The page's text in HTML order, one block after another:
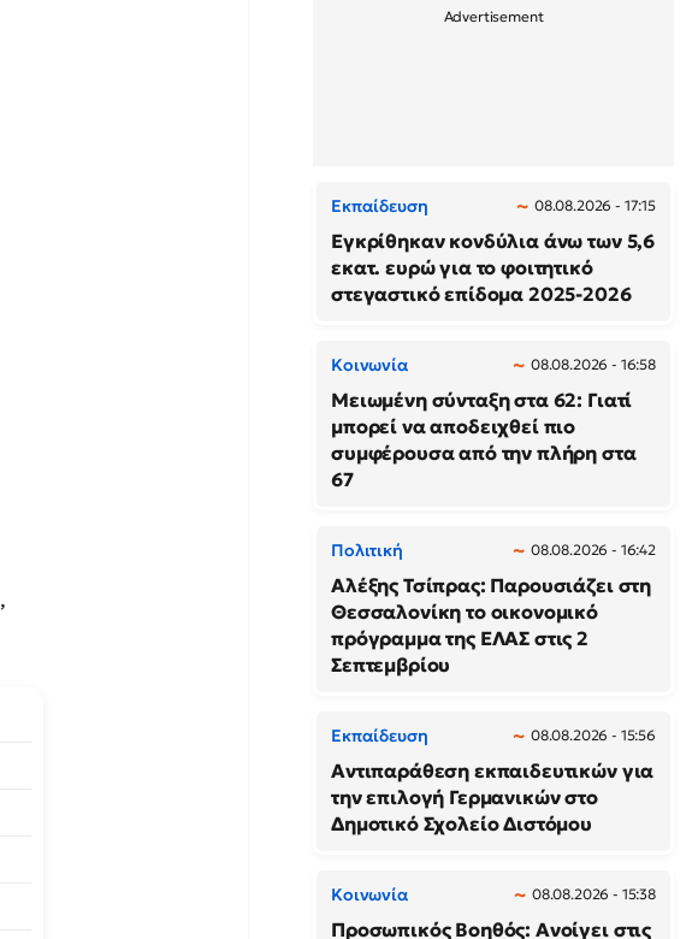
,
Εκπαίδευση 08.08.2026 - 17:15
Εγκρίθηκαν κονδύλια άνω των 5,6
εκατ. ευρώ για το φοιτητικό
στεγαστικό επίδομα 2025-2026
Κοινωνία 08.08.2026 - 16:58
Μειωμένη σύνταξη στα 62: Γιατί
μπορεί να αποδειχθεί πιο
συμφέρουσα από την πλήρη στα
67
Πολιτική 08.08.2026 - 16:42
Αλέξης Τσίπρας: Παρουσιάζει στη
Θεσσαλονίκη το οικονομικό
πρόγραμμα της ΕΛΑΣ στις 2
Σεπτεμβρίου
Εκπαίδευση 08.08.2026 - 15:56
Αντιπαράθεση εκπαιδευτικών για
την επιλογή Γερμανικών στο
Δημοτικό Σχολείο Διστόμου
Κοινωνία 08.08.2026 - 15:38
Προσωπικός Βοηθός: Ανοίγει στις